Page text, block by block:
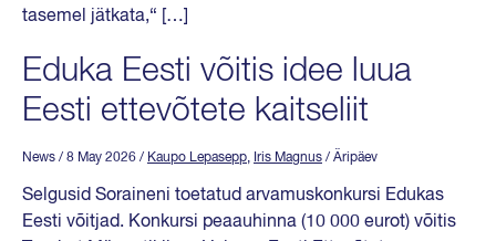
tasemel jätkata,“ […]
Eduka Eesti võitis idee luua
Eesti ettevõtete kaitseliit
News / 8 May 2026 / Kaupo Lepasepp, Iris Magnus / Äripäev
Selgusid Soraineni toetatud arvamuskonkursi Edukas
Eesti võitjad. Konkursi peaauhinna (10 000 eurot) võitis